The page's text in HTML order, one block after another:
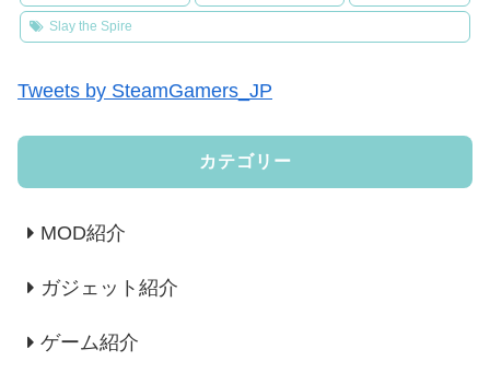
Slay the Spire
Tweets by SteamGamers_JP
カテゴリー
MOD紹介
ガジェット紹介
ゲーム紹介